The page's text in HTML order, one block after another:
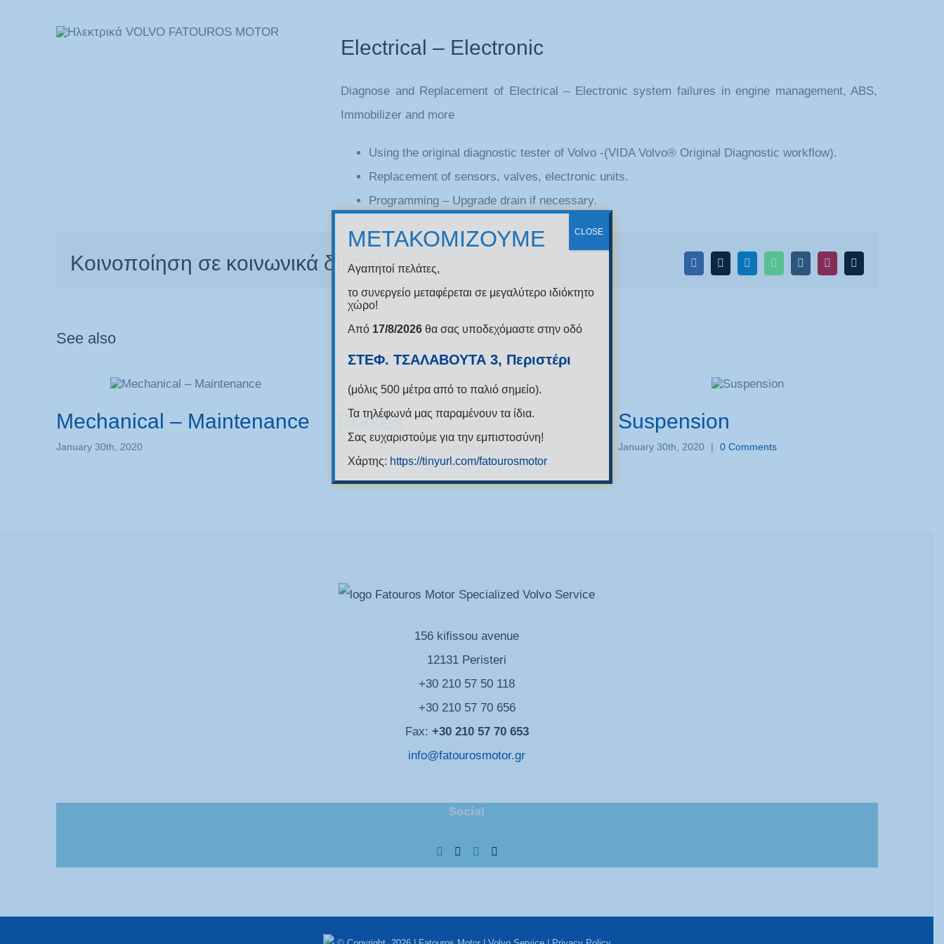
Electrical – Electronic
Diagnose and Replacement of Electrical – Electronic system failures in engine management, ABS,
Immobilizer and more
Using the original diagnostic tester of Volvo -(VIDA Volvo® Original Diagnostic workflow).
Replacement of sensors, valves, electronic units.
Programming – Upgrade drain if necessary.
Κοινοποίηση σε κοινωνικά δίκτυα Facebook
X LinkedInWhatsAppTumblrPinterestEmail
See also
Mechanical – Maintenance
January 30th, 2020
Brakes
January 30th, 2020 0 Comments
Suspension
January 30th, 2020 | 0 Comments
156 kifissou avenue
12131 Peristeri
+30 210 57 50 118
+30 210 57 70 656
Fax: +30 210 57 70 653
info@fatourosmotor.gr
Social
ΜΕΤΑΚΟΜΙΖΟΥΜΕ
Αγαπητοί πελάτες,
το συνεργείο μεταφέρεται σε μεγαλύτερο ιδιόκτητο
χώρο!
Από 17/8/2026 θα σας υποδεχόμαστε στην οδό
ΣΤΕΦ. ΤΣΑΛΑΒΟΥΤΑ 3, Περιστέρι
(μόλις 500 μέτρα από το παλιό σημείο).
Τα τηλέφωνά μας παραμένουν τα ίδια.
Σας ευχαριστούμε για την εμπιστοσύνη!
Χάρτης: https://tinyurl.com/fatourosmotor
CLOSE